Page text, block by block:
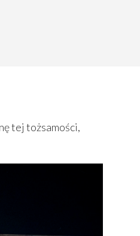
tej tożsamości,